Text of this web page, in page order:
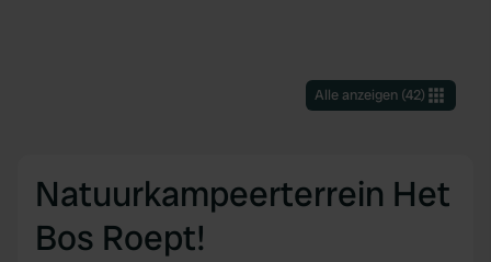
Alle anzeigen(42)
Natuurkampeerterrein Het
Bos Roept!